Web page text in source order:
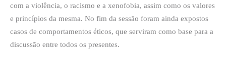
com a violência, o racismo e a xenofobia, assim como os valores
e princípios da mesma. No fim da sessão foram ainda expostos
casos de comportamentos éticos, que serviram como base para a
discussão entre todos os presentes.